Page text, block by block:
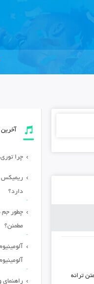
چرا
ریمیکس
دارد؟
چطور جم
مطمئن؟
راهنمای